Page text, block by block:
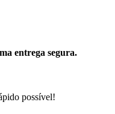
entrega segura.
possível!